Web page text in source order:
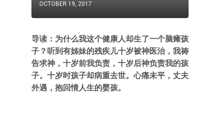
OCTOBER 19, 2017
导读：为什么我这个健康人却生了一个脑瘫孩
子？听到有姊妹的残疾儿十岁被神医治，我祷
告求神，十岁前我负责，十岁后神负责我的孩
子。十岁时孩子却病重去世。心痛未平，丈夫
外遇，抱回情人生的婴孩。